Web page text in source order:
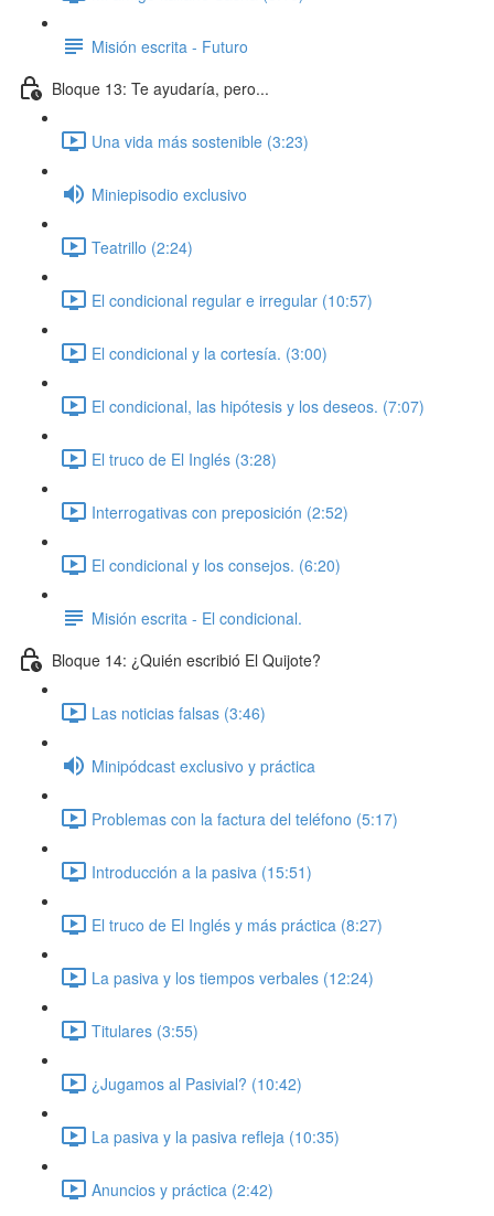
Misión escrita - Futuro
Bloque 13: Te ayudaría, pero...
Una vida más sostenible (3:23)
Miniepisodio exclusivo
Teatrillo (2:24)
El condicional regular e irregular (10:57)
El condicional y la cortesía. (3:00)
El condicional, las hipótesis y los deseos. (7:07)
El truco de El Inglés (3:28)
Interrogativas con preposición (2:52)
El condicional y los consejos. (6:20)
Misión escrita - El condicional.
Bloque 14: ¿Quién escribió El Quijote?
Las noticias falsas (3:46)
Minipódcast exclusivo y práctica
Problemas con la factura del teléfono (5:17)
Introducción a la pasiva (15:51)
El truco de El Inglés y más práctica (8:27)
La pasiva y los tiempos verbales (12:24)
Titulares (3:55)
¿Jugamos al Pasivial? (10:42)
La pasiva y la pasiva refleja (10:35)
Anuncios y práctica (2:42)